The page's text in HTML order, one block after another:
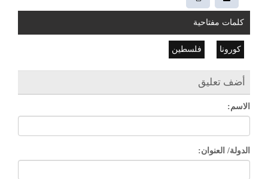
كلمات مفتاحية
كورونا فلسطين
أضف تعليق
الاسم:
الدولة/ العنوان: